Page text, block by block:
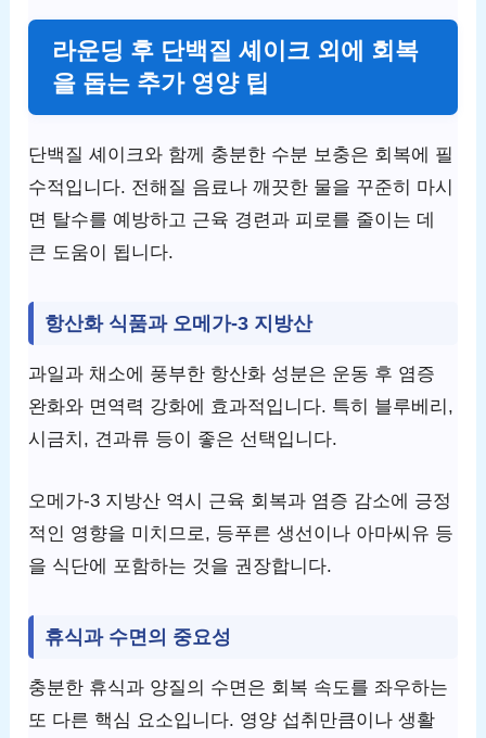
라운딩 후 단백질 셰이크 외에 회복
을 돕는 추가 영양 팁
단백질 셰이크와 함께 충분한 수분 보충은 회복에 필
수적입니다. 전해질 음료나 깨끗한 물을 꾸준히 마시
면 탈수를 예방하고 근육 경련과 피로를 줄이는 데
큰 도움이 됩니다.
항산화 식품과 오메가-3 지방산
과일과 채소에 풍부한 항산화 성분은 운동 후 염증
완화와 면역력 강화에 효과적입니다. 특히 블루베리,
시금치, 견과류 등이 좋은 선택입니다.
오메가-3 지방산 역시 근육 회복과 염증 감소에 긍정
적인 영향을 미치므로, 등푸른 생선이나 아마씨유 등
을 식단에 포함하는 것을 권장합니다.
휴식과 수면의 중요성
충분한 휴식과 양질의 수면은 회복 속도를 좌우하는
또 다른 핵심 요소입니다. 영양 섭취만큼이나 생활